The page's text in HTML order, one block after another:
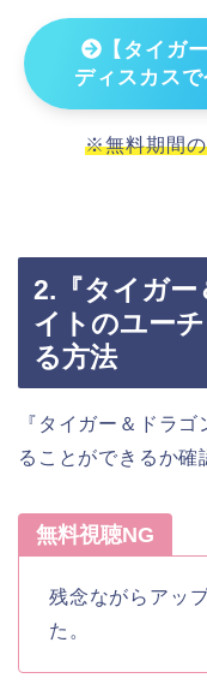
【タイガ
ディスカス
※無料期間の
2.『タイガー
イトのユー
る方法
『タイガー＆ドラ
ることができるか確
無料視聴NG
残念ながらアッ
た。